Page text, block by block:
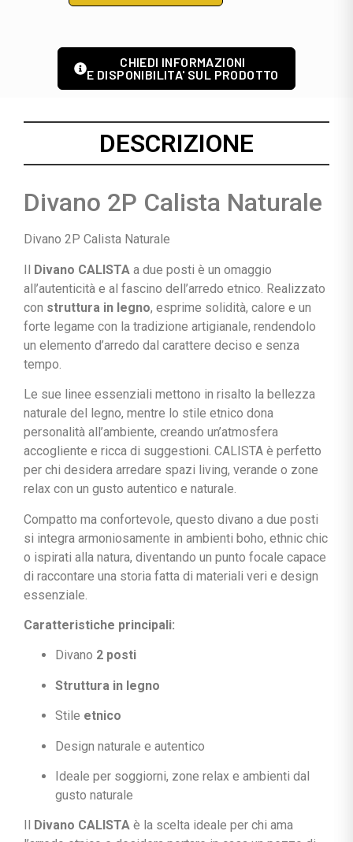
CHIEDI INFORMAZIONI
E DISPONIBILITA' SUL PRODOTTO
DESCRIZIONE
Divano 2P Calista Naturale
Divano 2P Calista Naturale
Il Divano CALISTA a due posti è un omaggio
all’autenticità e al fascino dell’arredo etnico. Realizzato
con struttura in legno, esprime solidità, calore e un
forte legame con la tradizione artigianale, rendendolo
un elemento d’arredo dal carattere deciso e senza
tempo.
Le sue linee essenziali mettono in risalto la bellezza
naturale del legno, mentre lo stile etnico dona
personalità all’ambiente, creando un’atmosfera
accogliente e ricca di suggestioni. CALISTA è perfetto
per chi desidera arredare spazi living, verande o zone
relax con un gusto autentico e naturale.
Compatto ma confortevole, questo divano a due posti
si integra armoniosamente in ambienti boho, ethnic chic
o ispirati alla natura, diventando un punto focale capace
di raccontare una storia fatta di materiali veri e design
essenziale.
Caratteristiche principali:
Divano 2 posti
Struttura in legno
Stile etnico
Design naturale e autentico
Ideale per soggiorni, zone relax e ambienti dal
gusto naturale
Divano CALISTA è la scelta ideale per chi ama